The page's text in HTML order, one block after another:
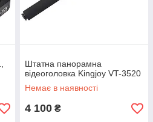
Штатна панорамна
відеоголовка Kingjoy VT-3520
Немає в наявності
4 100 ₴